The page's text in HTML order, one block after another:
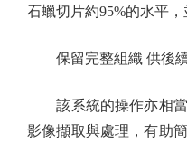
石蠟切片約95%的水平，
保留完整組織 供後
該系統的操作亦相當
影像擷取與處理，有助